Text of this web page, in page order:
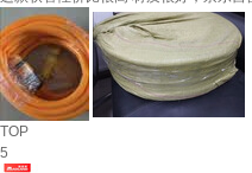
TOP
5